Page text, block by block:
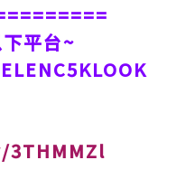
平台~